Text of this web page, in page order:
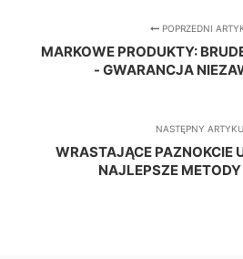
POPRZEDNI
MARKOWE PRODUKTY:
- GWARANCJA
NASTĘPNY
WRASTAJĄCE PAZNOKCIE
NAJLEPSZE